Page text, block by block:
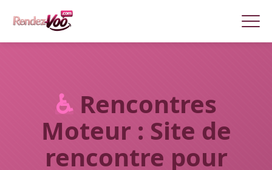
♿ Rencontres
Moteur : Site de
rencontre pour